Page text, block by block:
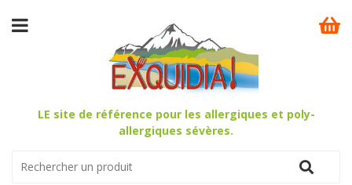
LE site de référence pour les allergiques et poly-
allergiques sévères.